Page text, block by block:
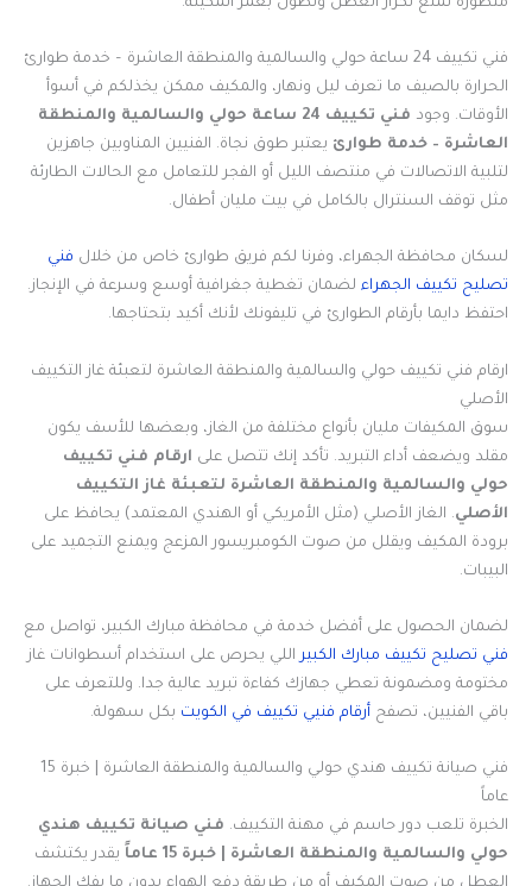
فني تكييف 24 ساعة حولي والسالمية والمنطقة العاشرة – خدمة طوارئ
الحرارة بالصيف ما تعرف ليل ونهار، والمكيف ممكن يخذلكم في أسوأ
الأوقات. وجود
فني تكييف 24 ساعة حولي والسالمية والمنطقة
العاشرة – خدمة طوارئ يعتبر طوق نجاة. الفنيين المناوبين جاهزين
لتلبية الاتصالات في منتصف الليل أو الفجر للتعامل مع الحالات الطارئة
مثل توقف السنترال بالكامل في بيت مليان أطفال.
لسكان محافظة الجهراء، وفرنا لكم فريق طوارئ خاص من خلال فني
تصليح تكييف الجهراء لضمان تغطية جغرافية أوسع وسرعة في الإنجاز.
احتفظ دايما بأرقام الطوارئ في تليفونك لأنك أكيد بتحتاجها.
ارقام فني تكييف حولي والسالمية والمنطقة العاشرة لتعبئة غاز التكييف
الأصلي
سوق المكيفات مليان بأنواع مختلفة من الغاز، وبعضها للأسف يكون
مقلد ويضعف أداء التبريد. تأكد إنك تتصل على ارقام فني تكييف
حولي والسالمية والمنطقة العاشرة لتعبئة غاز التكييف
الأصلي. الغاز الأصلي (مثل الأمريكي أو الهندي المعتمد) يحافظ على
برودة المكيف ويقلل من صوت الكومبريسور المزعج ويمنع التجميد على
البيبات.
لضمان الحصول على أفضل خدمة في محافظة مبارك الكبير، تواصل مع
فني تصليح تكييف مبارك الكبيراللي يحرص على استخدام أسطوانات غاز
مختومة ومضمونة تعطي جهازك كفاءة تبريد عالية جدا. وللتعرف على
باقي الفنيين، تصفح أرقام فنيي تكييف في الكويت بكل سهولة.
فني صيانة تكييف هندي حولي والسالمية والمنطقة العاشرة | خبرة 15
عاماً
الخبرة تلعب دور حاسم في مهنة التكييف. فني صيانة تكييف هندي
حولي والسالمية والمنطقة العاشرة | خبرة 15 عاماً
يقدر يكتشف